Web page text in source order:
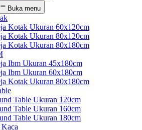
Buka menu
Kotak Ukuran 60x120cm
Kotak Ukuran 80x120cm
Kotak Ukuran 80x180cm
Ibm Ukuran 45x180cm
Ibm Ukuran 60x180cm
Kotak Ukuran 80x180cm
Table Ukuran 120cm
Table Ukuran 160cm
Table Ukuran 180cm